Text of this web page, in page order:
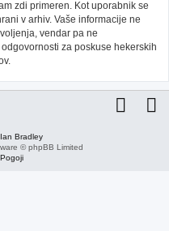
zdi primeren. Kot uporabnik se
v arhiv. Vaše informacije ne
vendar pa ne
za poskuse hekerskih
Ian Bradley
© phpBB Limited
Pogoji